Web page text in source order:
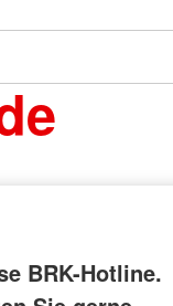
BRK-Hotline.